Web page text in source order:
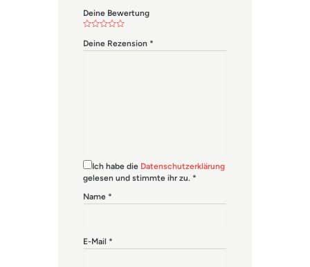
Deine Bewertung
Deine Rezension *
Ich habe die Datenschutzerklärung
gelesen und stimmte ihr zu. *
Name *
E-Mail *